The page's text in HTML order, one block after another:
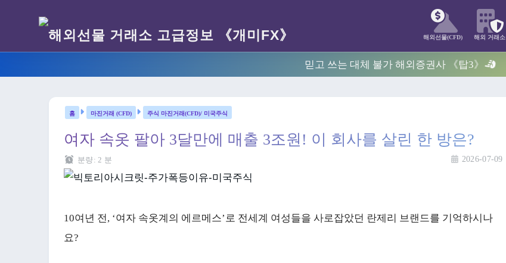
해외선물(CFD) 해외 거래소
믿고 쓰는 대체 불가 해외증권사 《탑3》
마진거래 (CFD) 주식 마진거래(CFD)/ 미국주식
여자 속옷 팔아 3달만에 매출 3조원! 이 회사를 살린 한 방은?
2026-07-09
분량: 2 분
10여년 전, ‘여자 속옷계의 에르메스’로 전세계 여성들을 사로잡았던 란제리 브랜드를 기억하시나
요?